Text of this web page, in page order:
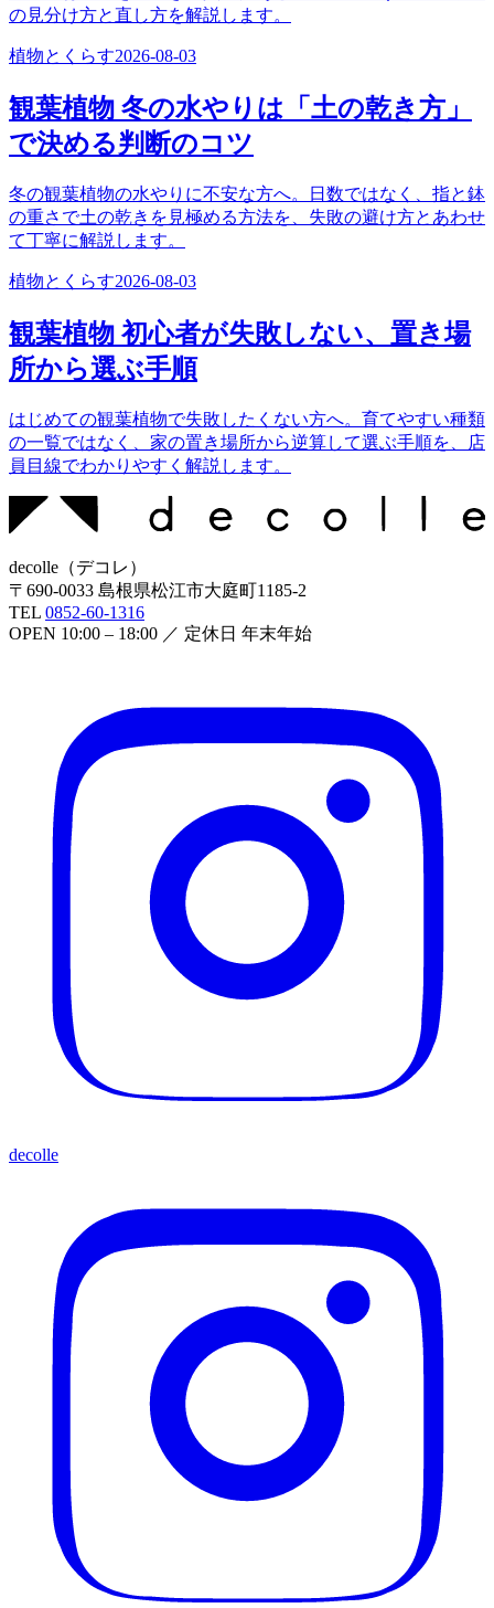
の見分け方と直し方を解説します。
植物とくらす2026-08-03
観葉植物 冬の水やりは「土の乾き方」
で決める判断のコツ
冬の観葉植物の水やりに不安な方へ。日数ではなく、指と鉢
の重さで土の乾きを見極める方法を、失敗の避け方とあわせ
て丁寧に解説します。
植物とくらす2026-08-03
観葉植物 初心者が失敗しない、置き場
所から選ぶ手順
はじめての観葉植物で失敗したくない方へ。育てやすい種類
の一覧ではなく、家の置き場所から逆算して選ぶ手順を、店
員目線でわかりやすく解説します。
decolle （デコレ ）
〒 690-0033 島根県松江市大庭町1185-2
TEL 0852-60-1316
OPEN 10:00 – 18:00 ／ 定休日 年末年始
decolle